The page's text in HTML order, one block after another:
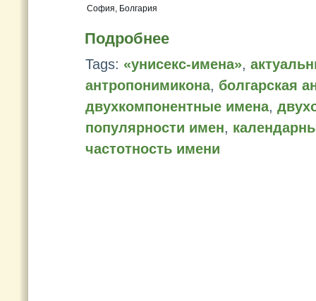
София, Болгария
Подробнее
Tags: «унисекс-имена»,
антропонимикона, болгарская
двухкомпонентные имена,
популярности имен,
частотность имени